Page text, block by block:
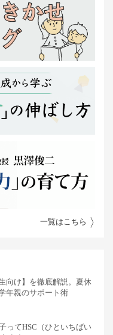
一覧はこちら
向け】を徹底解説。夏休
年親のサポート術
ってHSC（ひといちばい